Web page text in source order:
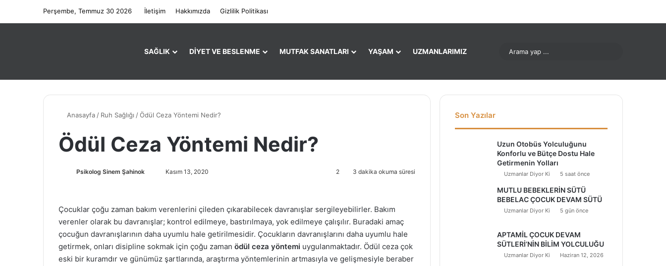
Perşembe, Temmuz 30 2026 İletişim Hakkımızda Gizlilik Politikası
SAĞLIK DIYET VE BESLENME MUTFAK SANATLARI YAŞAM UZMANLARIMIZ
Anasayfa / Ruh Sağlığı /Ödül Ceza Yöntemi Nedir?
Ödül Ceza Yöntemi Nedir?
Psikolog Sinem Şahinok
e
-
p
o
Kasım 13, 2020 2 3 dakika okuma süresi
Çocuklar çoğu zaman bakım verenlerini çileden çıkarabilecek davranışlar sergileyebilirler. Bakım
verenler olarak bu davranışlar; kontrol edilmeye, bastırılmaya, yok edilmeye çalışılır. Buradaki amaç
çocuğun davranışlarının daha uyumlu hale getirilmesidir. Çocukların davranışlarını daha uyumlu hale
getirmek, onları disipline sokmak için çoğu zaman ödül ceza yöntemi uygulanmaktadır. Ödül ceza çok
eski bir kuramdır ve günümüz şartlarında, araştırma yöntemlerinin artmasıyla ve gelişmesiyle beraber
Son Yazılar
Uzun Otobüs Yolculuğunu
Konforlu ve Bütçe Dostu Hale
Getirmenin Yolları
Uzmanlar Diyor Ki 5 saat önce
MUTLU BEBEKLERİN SÜTÜ
BEBELAC ÇOCUK DEVAM SÜTÜ
Uzmanlar Diyor Ki 5 gün önce
APTAMİL ÇOCUK DEVAM
SÜTLERİ’NİN BİLİM YOLCULUĞU
Uzmanlar Diyor Ki Haziran 12, 2026